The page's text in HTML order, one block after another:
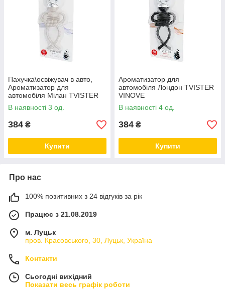
Пахучка\освіжувач в авто,
Ароматизатор для
автомобіля Мілан TVISTER
VINOVE
В наявності 3 од.
384 ₴
Купити
Ароматизатор для
автомобіля Лондон TVISTER
VINOVE
В наявності 4 од.
384 ₴
Купити
Про нас
100% позитивних з 24 відгуків за рік
Працює з 21.08.2019
м. Луцьк
пров. Красовського, 30, Луцьк, Україна
Контакти
Сьогодні вихідний
Показати весь графік роботи